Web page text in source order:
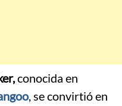
conocida en
, se convirtió en